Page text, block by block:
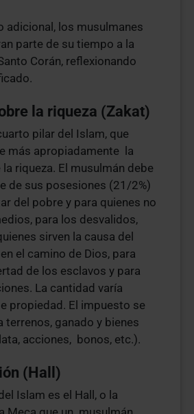
adicional, los musulmanes
parte de su tiempo a la
Corán, reflexionando
la riqueza (Zakat)
pilar del Islam, que
más apropiadamente la
riqueza. El musulmán debe
de sus posesiones (21/2%)
del pobre y para quienes no
para los desvalidos,
sirven la causa del
el camino de Dios, para
de los esclavos y para
La cantidad varía
propiedad. El impuesto se
terrenos, ganado y bienes
acciones, bonos, etc.).
(Hall)
Islam es el Hall, o la